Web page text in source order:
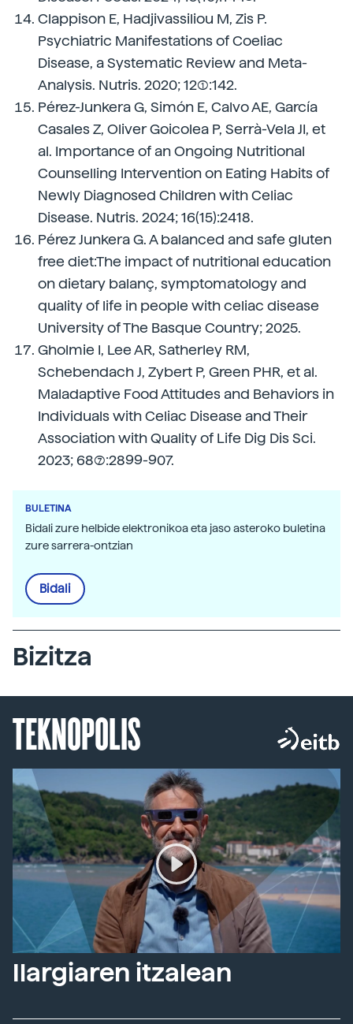
Clappison E, Hadjivassiliou M, Zis P.
Psychiatric Manifestations of Coeliac
Disease, a Systematic Review and Meta-
Analysis. Nutris. 2020; 12(1):142.
Pérez-Junkera G, Simón E, Calvo AE, García
Casales Z, Oliver Goicolea P, Serrà-Vela JI, et
al. Importance of an Ongoing Nutritional
Counselling Intervention on Eating Habits of
Newly Diagnosed Children with Celiac
Disease. Nutris. 2024; 16(15):2418.
Pérez Junkera G. A balanced and safe gluten
free diet:The impact of nutritional education
on dietary balanç, symptomatology and
quality of life in people with celiac disease
University of The Basque Country; 2025.
Gholmie I, Lee AR, Satherley RM,
Schebendach J, Zybert P, Green PHR, et al.
Maladaptive Food Attitudes and Behaviors in
Individuals with Celiac Disease and Their
Association with Quality of Life Dig Dis Sci.
2023; 68(7):2899-907.
BULETINA
Bidali zure helbide elektronikoa eta jaso asteroko buletina
zure sarrera-ontzian
Bidali
Bizitza
TEKNOPOLIS
Ilargiaren itzalean